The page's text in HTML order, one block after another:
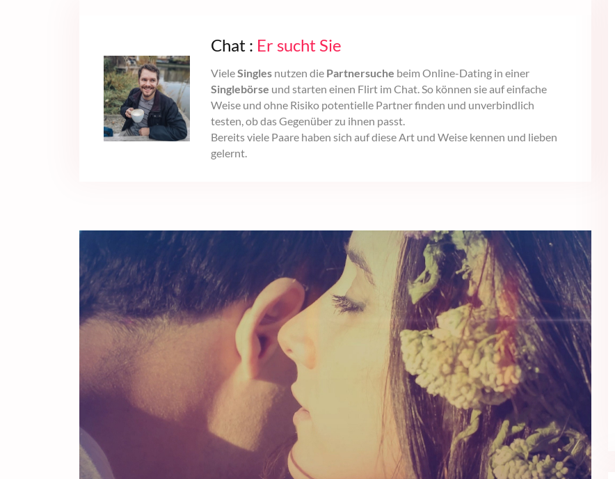
Chat : Er sucht Sie
VieleSingles nutzen die Partnersuche beim Online-Dating in einer
Singlebörse und starten einen Flirt im Chat. So können sie auf einfache
Weise und ohne Risiko potentielle Partner finden und unverbindlich
testen, ob das Gegenüber zu ihnen passt.
Bereits viele Paare haben sich auf diese Art und Weise kennen und lieben
gelernt.